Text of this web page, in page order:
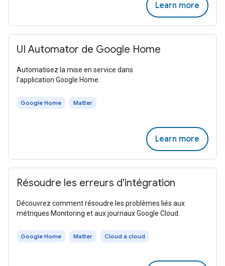
Learn more
UI Automator de Google Home
Automatisez la mise en service dans
l'application Google Home.
Google Home Matter
Learn more
Résoudre les erreurs d'intégration
Découvrez comment résoudre les problèmes liés aux
métriques Monitoring et aux journaux Google Cloud.
Google Home Matter Cloud à cloud